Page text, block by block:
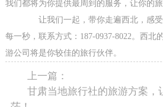
我们都将为你提供最周到的服务，让你的旅
让我们一起，带你走遍西北，感受
每一秒，联系方式：187-0937-8022。西北
游公司将是你较佳的旅行伙伴。
上一篇：
甘肃当地旅行社的旅游方案，